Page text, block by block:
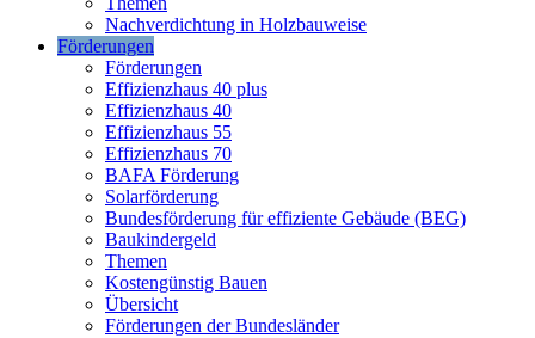
Nachverdichtung in Holzbauweise
Förderungen
Förderungen
Effizienzhaus 40 plus
Effizienzhaus 40
Effizienzhaus 55
Effizienzhaus 70
BAFA Förderung
Solarförderung
Bundesförderung für effiziente Gebäude (BEG)
Baukindergeld
Themen
Kostengünstig Bauen
Übersicht
Förderungen der Bundesländer